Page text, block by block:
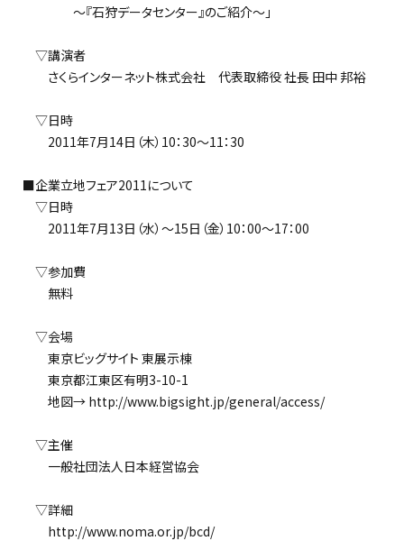
～『石狩データセンター』のご紹介～」
▽講演者
さくらインターネット株式会社 代表取締役 社長 田中 邦裕
▽日時
2011年7月14日（木）10：30～11：30
■企業立地フェア2011について
▽日時
2011年7月13日（水）～15日（金）10：00～17：00
▽参加費
無料
▽会場
東京ビッグサイト 東展示棟
東京都江東区有明3-10-1
地図→ http://www.bigsight.jp/general/access/
▽主催
一般社団法人日本経営協会
▽詳細
http://www.noma.or.jp/bcd/